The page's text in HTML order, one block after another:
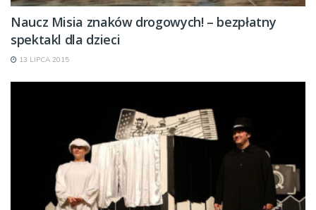
Naucz Misia znaków drogowych! – bezpłatny
spektakl dla dzieci
13 LIPCA 2015